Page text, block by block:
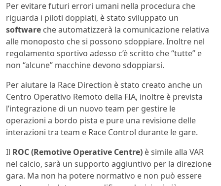
Per evitare futuri errori umani nella procedura che
riguarda i piloti doppiati, è stato sviluppato un
software che automatizzerà la comunicazione relativa
alle monoposto che si possono sdoppiare. Inoltre nel
regolamento sportivo adesso c’è scritto che “tutte” e
non “alcune” macchine devono sdoppiarsi.
Per aiutare la Race Direction è stato creato anche un
Centro Operativo Remoto della FIA, inoltre è prevista
l’integrazione di un nuovo team per gestire le
operazioni a bordo pista e pure una revisione delle
interazioni tra team e Race Control durante le gare.
Il ROC (Remotive Operative Centre) è simile alla VAR
nel calcio, sarà un supporto aggiuntivo per la direzione
gara. Ma non ha potere normativo e non può essere